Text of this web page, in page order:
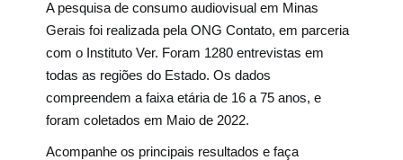
A pesquisa de consumo audiovisual em Minas
Gerais foi realizada pela ONG Contato, em parceria
com o Instituto Ver. Foram 1280 entrevistas em
todas as regiões do Estado. Os dados
compreendem a faixa etária de 16 a 75 anos, e
foram coletados em Maio de 2022.
Acompanhe os principais resultados e faça